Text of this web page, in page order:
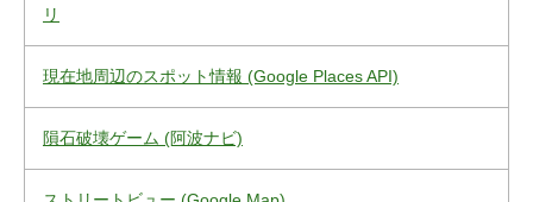
リ
現在地周辺のスポット情報 (Google Places API)
隕石破壊ゲーム (阿波ナビ)